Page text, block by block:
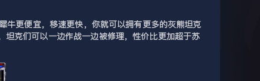
牛更便宜，移速更快，你就可以拥有更多的灰熊坦克
克们可以一边作战一边被修理，性价比更加超于苏